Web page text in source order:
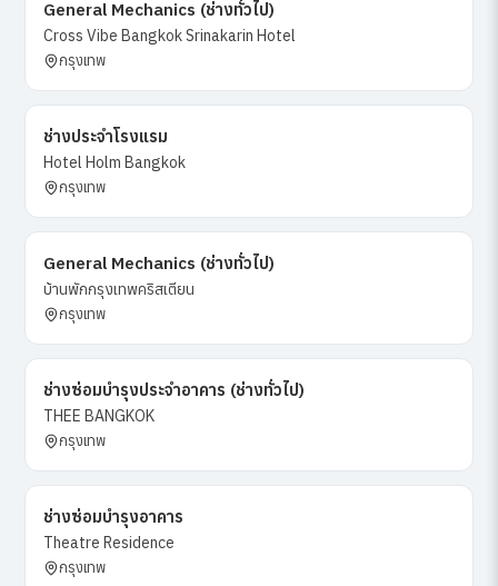
General Mechanics (ช่างทั่วไป)
Cross Vibe Bangkok Srinakarin Hotel
กรุงเทพ
ช่างประจำโรงแรม
Hotel Holm Bangkok
กรุงเทพ
General Mechanics (ช่างทั่วไป)
บ้านพักกรุงเทพคริสเตียน
กรุงเทพ
ช่างซ่อมบำรุงประจำอาคาร (ช่างทั่วไป)
THEE BANGKOK
กรุงเทพ
ช่างซ่อมบำรุงอาคาร
Theatre Residence
กรุงเทพ